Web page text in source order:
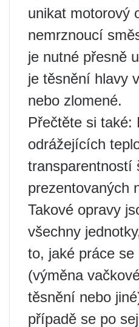
unikat motorový
nemrznoucí
je nutné přesně
je těsnění hlavy
nebo zlomené.
Přečtěte si také:
odrážejících
transparentností
prezentovaných
Takové opravy
všechny
to, jaké práce se
(výměna
těsnění nebo
případě se po